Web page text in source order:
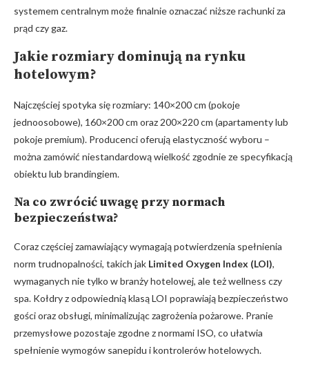
systemem centralnym może finalnie oznaczać niższe rachunki za
prąd czy gaz.
Jakie rozmiary dominują na rynku
hotelowym?
Najczęściej spotyka się rozmiary: 140×200 cm (pokoje
jednoosobowe), 160×200 cm oraz 200×220 cm (apartamenty lub
pokoje premium). Producenci oferują elastyczność wyboru –
można zamówić niestandardową wielkość zgodnie ze specyfikacją
obiektu lub brandingiem.
Na co zwrócić uwagę przy normach
bezpieczeństwa?
Coraz częściej zamawiający wymagają potwierdzenia spełnienia
norm trudnopalności, takich jak Limited Oxygen Index (LOI),
wymaganych nie tylko w branży hotelowej, ale też wellness czy
spa. Kołdry z odpowiednią klasą LOI poprawiają bezpieczeństwo
gości oraz obsługi, minimalizując zagrożenia pożarowe. Pranie
przemysłowe pozostaje zgodne z normami ISO, co ułatwia
spełnienie wymogów sanepidu i kontrolerów hotelowych.